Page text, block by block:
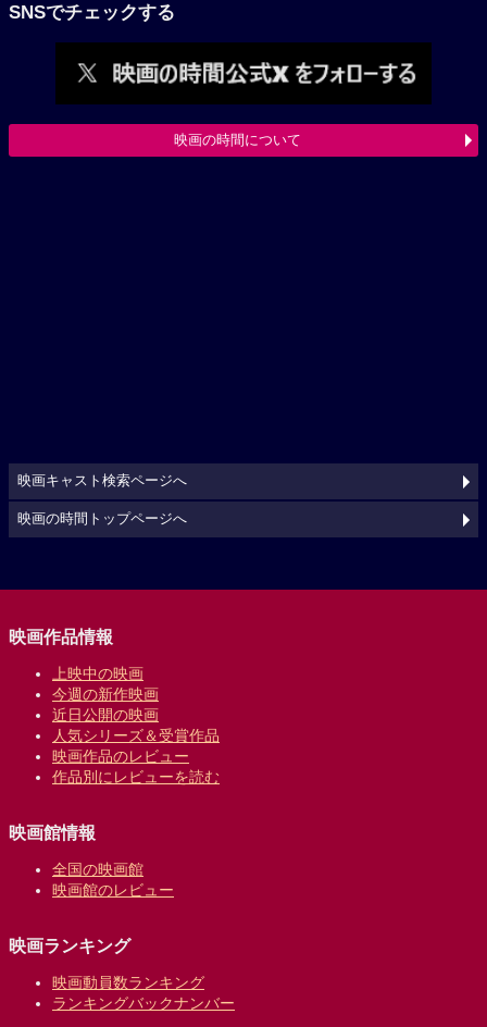
SNSでチェックする
映画の時間について
映画キャスト検索ページへ
映画の時間トップページへ
映画作品情報
上映中の映画
今週の新作映画
近日公開の映画
人気シリーズ＆受賞作品
映画作品のレビュー
作品別にレビューを読む
映画館情報
全国の映画館
映画館のレビュー
映画ランキング
映画動員数ランキング
ランキングバックナンバー